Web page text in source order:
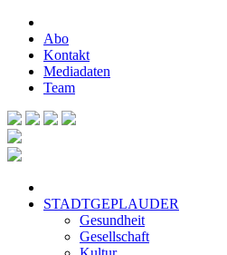
Abo
Kontakt
Mediadaten
Team
STADTGEPLAUDER
Gesundheit
Gesellschaft